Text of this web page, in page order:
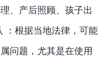
、产后照顾、孩子出
：根据当地法律，可能
问题，尤其是在使用